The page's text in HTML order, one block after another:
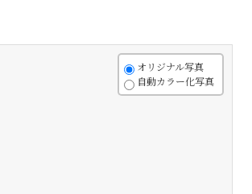
オリジナル写真
自動カラー化写真